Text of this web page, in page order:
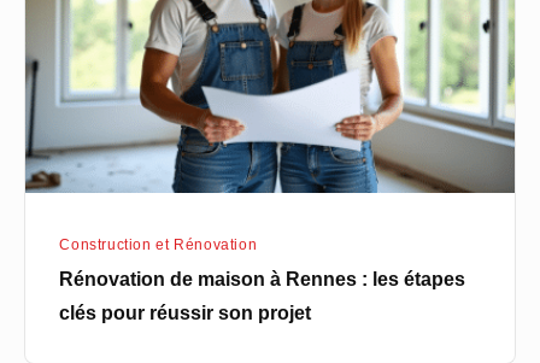
Rennes
les
étapes
clés
pour
projet
Construction et Rénovation
Rénovation de maison à Rennes : les étapes
clés pour réussir son projet